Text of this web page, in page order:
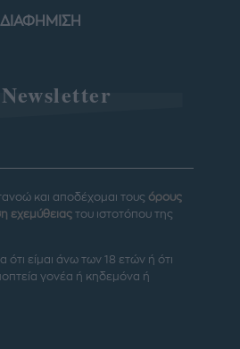
ΔΙΑΦΗΜΙΣΗ
Newsletter
και αποδέχομαι τους όρους
εχεμύθειας του ιστοτόπου της
είμαι άνω των 18 ετών ή ότι
γονέα ή κηδεμόνα ή